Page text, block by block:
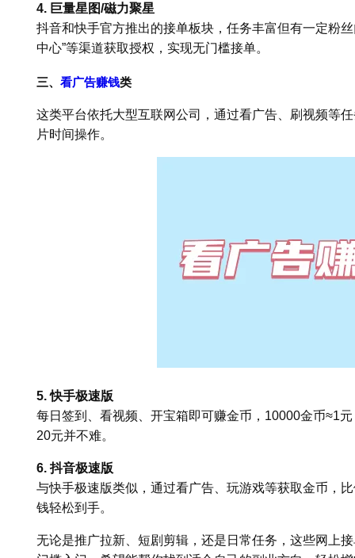
4. 巨量星图/磁力聚星
抖音和快手官方推出的接单板块，任务丰富但有一定粉
中心”等渠道获取授权，实现无门槛接单。
三、 看广告赚钱类
这类平台依托大型互联网公司，通过看广告、刷视频等
片时间操作。
5. 快手极速版
每日签到、看视频、开宝箱即可赚金币，10000金币≈1
20元并不难。
6. 抖音极速版
与快手极速版类似，通过看广告、玩游戏等获取金币，
钱轻松到手。
无论是推广拉新、短剧剪辑，还是日常任务，这些网上